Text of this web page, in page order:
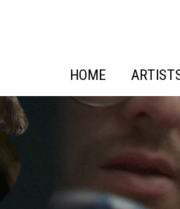
HOME